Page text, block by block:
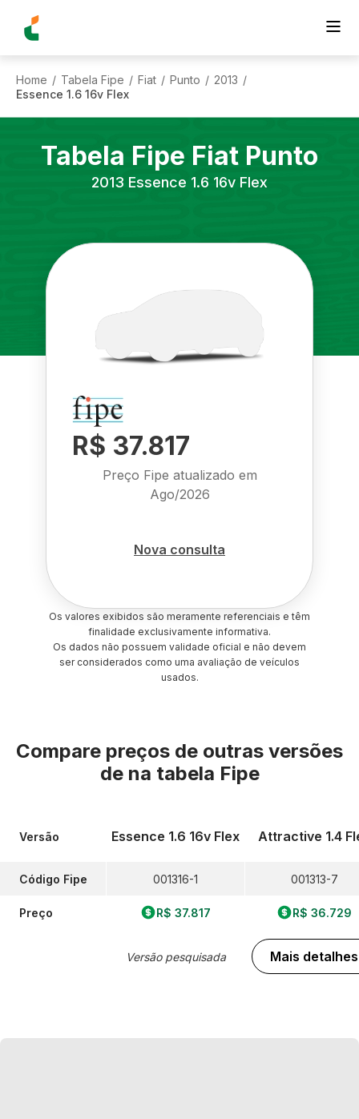
Home / Tabela Fipe / Fiat / Punto / 2013 /
Essence 1.6 16v Flex
Tabela Fipe Fiat Punto
2013 Essence 1.6 16v Flex
R$ 37.817
Preço Fipe atualizado em
Ago/2026
Nova consulta
Os valores exibidos são meramente referenciais e têm
finalidade exclusivamente informativa.
Os dados não possuem validade oficial e não devem
ser considerados como uma avaliação de veículos
usados.
Compare preços de outras versões
de na tabela Fipe
Versão
Código Fipe
Preço
Essence 1.6 16v Flex
001316-1
R$ 37.817
Versão pesquisada
Attractive 1.4
001313-7
R$ 36.729
Mais detalhes